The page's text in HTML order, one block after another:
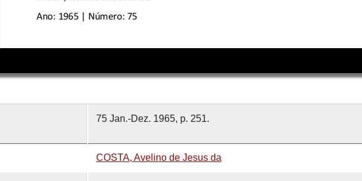
75 Jan.-Dez. 1965, p. 251.
COSTA, Avelino de Jesus da